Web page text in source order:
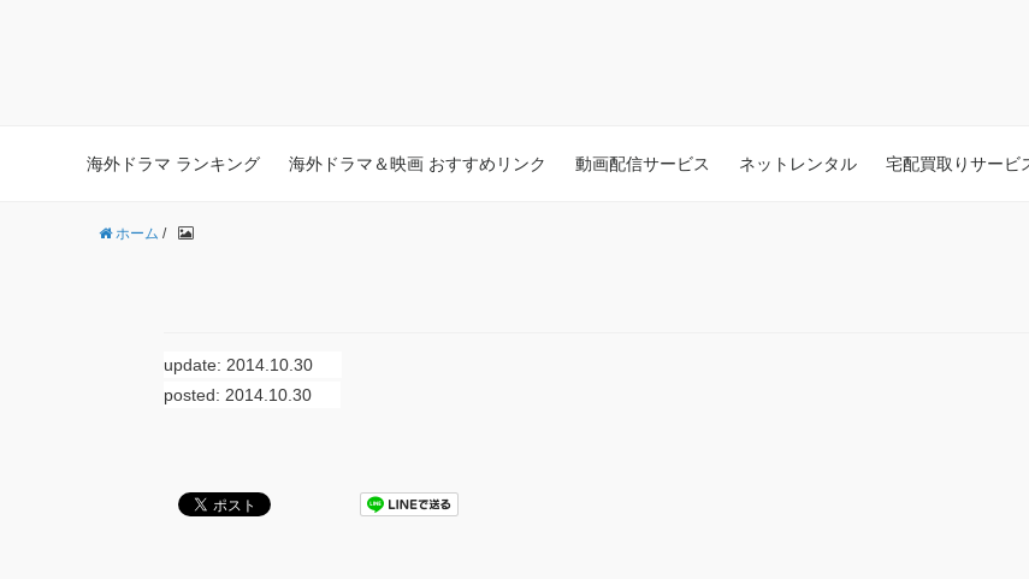
海外ドラマ ランキング 海外ドラマ＆映画 おすすめリンク 動画配信サービス ネットレンタル 宅配買取りサービ
ホーム /
update: 2014.10.30
posted: 2014.10.30